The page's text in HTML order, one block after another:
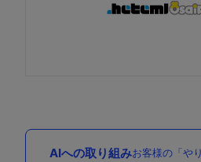
AIへの取り組みお客様の「や